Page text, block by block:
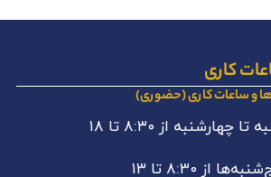
کاری
و ساعات کاری (حضوری)
تا چهارشنبه از ۸:۳۰ تا ۱۸
از ۸:۳۰ تا ۱۳